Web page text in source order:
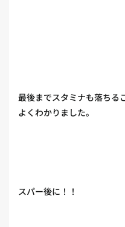
最後までスタミナも落ちる
よくわかりました。
スパー後に！！